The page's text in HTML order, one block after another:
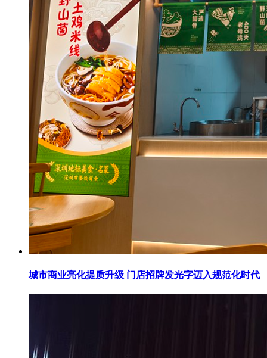
城市商业亮化提质升级 门店招牌发光字迈入规范化时代